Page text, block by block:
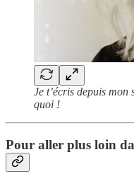
Je t’écris depuis
quoi !
Pour aller plus loin